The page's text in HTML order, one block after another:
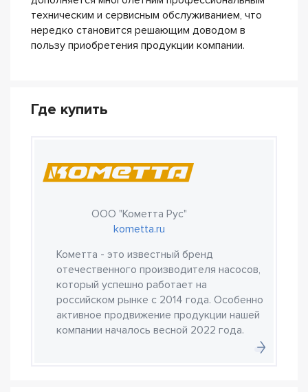
техническим и сервисным обслуживанием, что
нередко становится решающим доводом в
пользу приобретения продукции компании.
Где купить
ООО "Кометта Рус"
kometta.ru
Кометта - это известный бренд
отечественного производителя насосов,
который успешно работает на
российском рынке с 2014 года. Особенно
активное продвижение продукции нашей
компании началось весной 2022 года.